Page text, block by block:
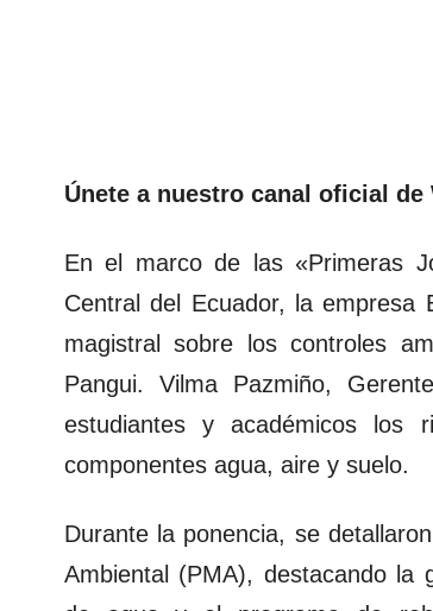
Únete a nuestro canal oficial
En el marco de las «Primeras
Central del Ecuador, la empresa
magistral sobre los controles
Pangui. Vilma Pazmiño,
estudiantes y académicos los
componentes agua, aire y suelo.
Durante la ponencia, se
Ambiental (PMA), destacando la